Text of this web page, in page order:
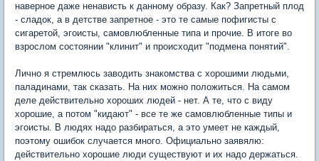
наверное даже ненависть к данному образу. Как? Запретный плод
- сладок, а в детстве запретное - это те самые пофигисты с
сигаретой, эгоисты, самовлюбленные типа и прочие. В итоге во
взрослом состоянии "клинит" и происходит "подмена понятий".
Лично я стремлюсь заводить знакомства с хорошими людьми,
паладинами, так сказать. На них можно положиться. На самом
деле действительно хороших людей - нет. А те, что с виду
хорошие, а потом "кидают" - все те же самовлюбленные типы и
эгоисты. В людях надо разбираться, а это умеет не каждый,
поэтому ошибок случается много. Официально заявялю:
действительно хорошие люди существуют и их надо держаться.